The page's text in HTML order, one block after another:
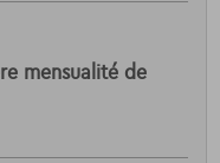
mensualité de